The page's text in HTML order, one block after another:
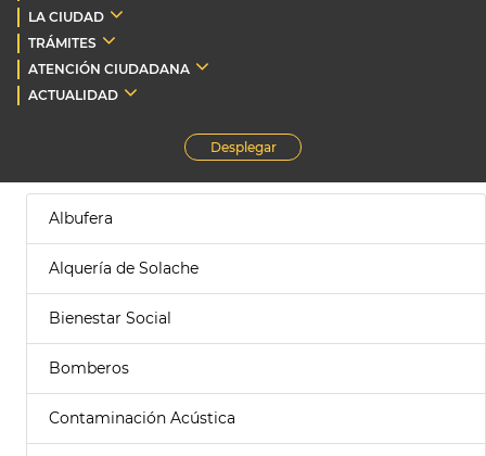
LA CIUDAD
TRÁMITES
ATENCIÓN CIUDADANA
ACTUALIDAD
Desplegar
Albufera
Alquería de Solache
Bienestar Social
Bomberos
Contaminación Acústica